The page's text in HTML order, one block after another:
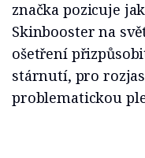
značka pozicuje
Skinbooster na
ošetření
stárnutí, pro
problematickou